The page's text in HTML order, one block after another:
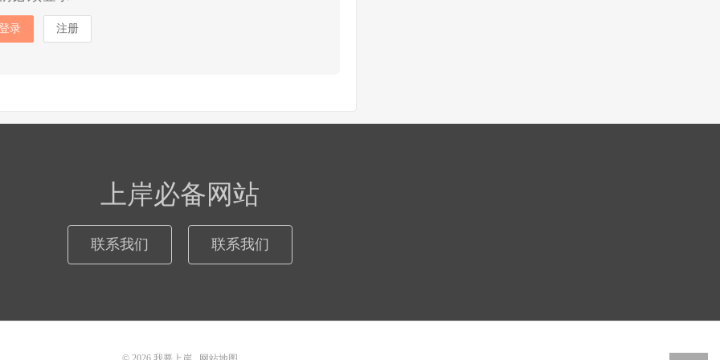
录 注册
上岸必备网站
联系我们 联系我们